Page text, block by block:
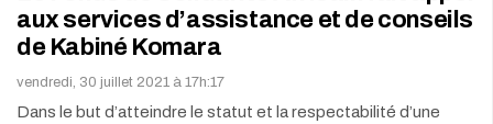
aux services d’assistance et de conseils
de Kabiné Komara
vendredi, 30 juillet 2021 à 17h:17
Dans le but d’atteindre le statut et la respectabilité d’une